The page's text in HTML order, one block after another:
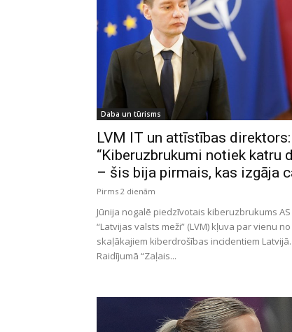
Daba un tūrisms
LVM IT un attīstības direktors:
“Kiberuzbrukumi notiek katru
– šis bija pirmais, kas izgāja
Pirms 2 dienām
Jūnija nogalē piedzīvotais kiberuzbrukums AS
“Latvijas valsts meži” (LVM) kļuva par vienu no
skaļākajiem kiberdrošības incidentiem Latvijā.
Raidījumā “Zaļais...